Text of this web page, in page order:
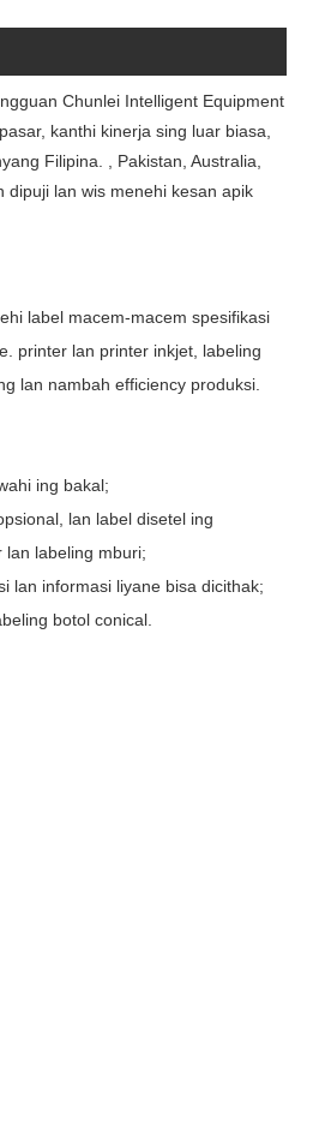
Chunlei Intelligent Equipment
kanthi kinerja sing luar biasa,
Filipina. , Pakistan, Australia,
dipuji lan wis menehi kesan apik
label macem-macem spesifikasi
printer lan printer inkjet, labeling
lan nambah efficiency produksi.
ing bakal;
lan label disetel ing
labeling mburi;
lan informasi liyane bisa dicithak;
botol conical.